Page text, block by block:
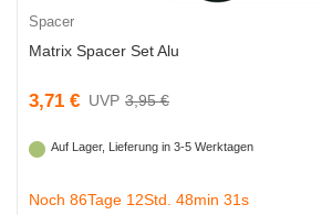
Spacer
Matrix Spacer Set Alu
3,71 € 3,95 €
Auf Lager, Lieferung in 3-5 Werktagen
Noch 86Tage 12Std. 48min 30s